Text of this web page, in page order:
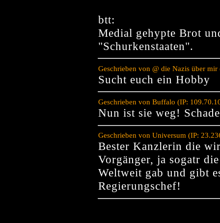
btt:
Medial gehypte Brot
"Schurkenstaaten".
Geschrieben von @ die Nazis über
Sucht euch ein Hobby
Geschrieben von Buffalo (IP:
Nun ist sie weg!
Geschrieben von Universum (IP:
Bester Kanzlerin die
Vorgänger, ja sogatr
Weltweit gab und gibt
Regierungschef!